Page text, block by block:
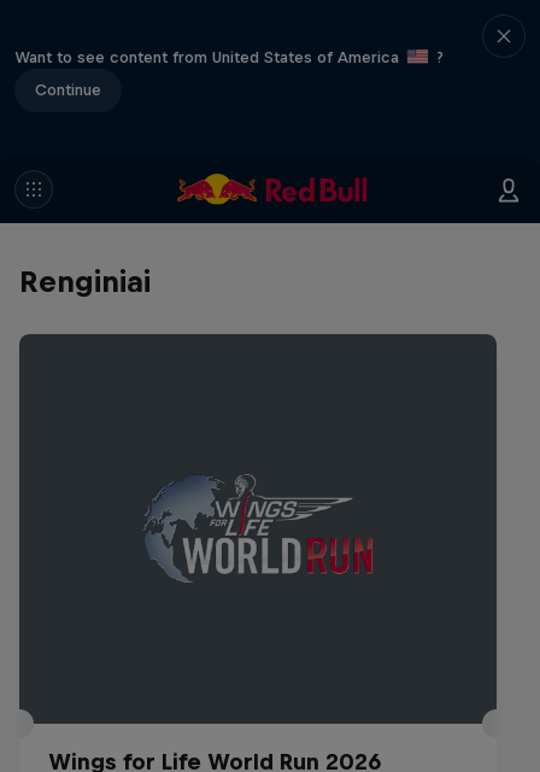
Want to see content from United States of America
?
Continue
Renginiai
Wings for Life World Run 2026